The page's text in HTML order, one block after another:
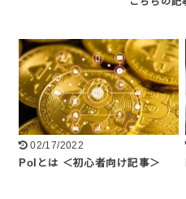
02/17/2022
PoIとは ＜初心者向け記事＞